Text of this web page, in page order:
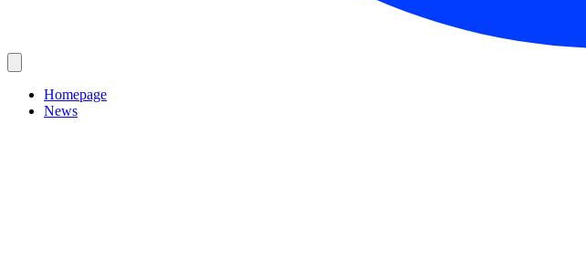
Homepage
News